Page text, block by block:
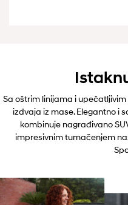
Sa oštrim linijama i
izdvaja iz mase. Elegantno i
kombinuje nagrađivano
impresivnim tumačenjem